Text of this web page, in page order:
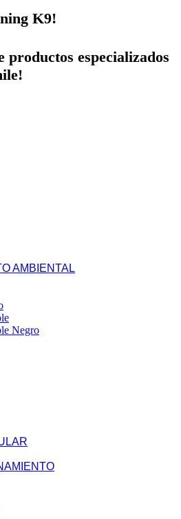
K9!
productos especializados
AMBIENTAL
Negro